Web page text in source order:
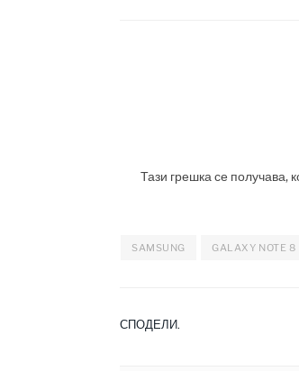
SAMSUNG GALAXY NOTE 8
СПОДЕЛИ.